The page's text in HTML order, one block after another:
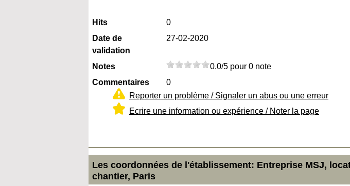
Hits
0
Date de
validation
27-02-2020
Notes
0.0/5 pour 0 note
Commentaires
0
Reporter un problème / Signaler un abus ou une erreur
Ecrire une information ou expérience / Noter la page
Les coordonnées de l'établissement: Entreprise MSJ,
chantier, Paris